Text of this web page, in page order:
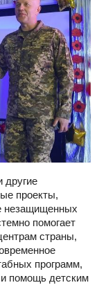
другие
проекты,
незащищенных
помогает
страны,
программ,
помощь детским